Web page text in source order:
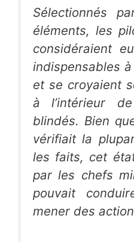
Sélectionnés
éléments, les
considéraient
indispensables à
et se croyaient
à l’intérieur
blindés. Bien
vérifiait la
les faits, cet
par les chefs
pouvait
mener des